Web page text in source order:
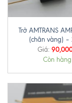
Trở AMTRANS
(chân vàng) –
Giá:
Còn hàng